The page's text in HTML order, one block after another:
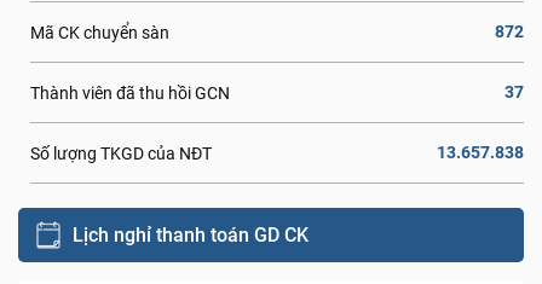
Mã CK chuyển sàn 872
Thành viên đã thu hồi GCN 37
Số lượng TKGD của NĐT 13.657.838
Lịch nghỉ thanh toán GD CK